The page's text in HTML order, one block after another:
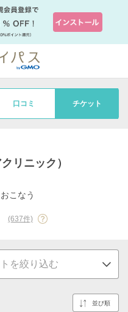
口コミ チケット
リニック）
こなう
(637件)
を絞り込む